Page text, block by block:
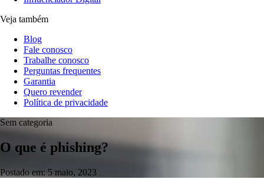
Veja também
Blog
Fale conosco
Trabalhe conosco
Perguntas frequentes
Garantia
Quero revender
Política de privacidade
Sem categoria
O que é phishing?
Postado em: 5 maio, 2023